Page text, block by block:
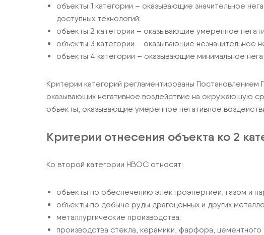
объекты 1 категории – оказывающие значительное
доступных технологий;
объекты 2 категории – оказывающие умеренное
объекты 3 категории – оказывающие
объекты 4 категории – оказывающие минимальное
Критерии категорий регламентированы
оказывающих негативное воздействие на окружающую
объекты, оказывающие умеренное негативное
Критерии отнесения объекта ко 2
Ко второй категории НВОС относят:
объекты по обеспечению электроэнергией, газом и
объекты по добыче руды драгоценных и других
металлургические производства;
производства стекла, керамики, фарфора, цементного